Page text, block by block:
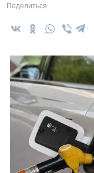
Поделиться